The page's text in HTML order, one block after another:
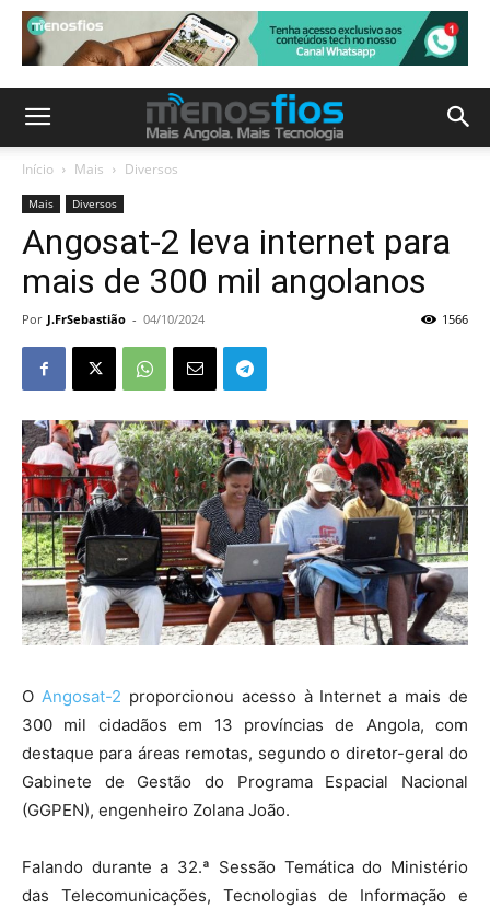
Início Mais Diversos
Mais Diversos
Angosat-2 leva internet para
mais de 300 mil angolanos
Por J.FrSebastião - 04/10/2024 1566
O Angosat-2 proporcionou acesso à Internet a mais de
300 mil cidadãos em 13 províncias de Angola, com
destaque para áreas remotas, segundo o diretor-geral do
Gabinete de Gestão do Programa Espacial Nacional
(GGPEN), engenheiro Zolana João.
Falando durante a 32.ª Sessão Temática do Ministério
das Telecomunicações, Tecnologias de Informação e